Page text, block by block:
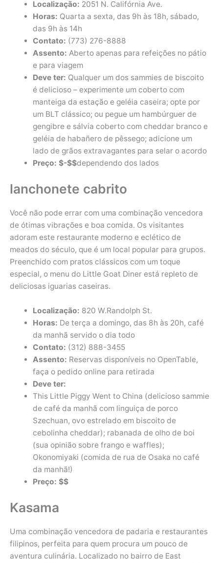
Localização: 2051 N. Califórnia Ave.
Horas: Quarta a sexta, das 9h às 18h, sábado,
das 9h às 14h
Contato: (773) 276-8888
Assento: Aberto apenas para refeições no pátio
e para viagem
Deve ter: Qualquer um dos sammies de biscoito
é delicioso – experimente um coberto com
manteiga da estação e geléia caseira; opte por
um BLT clássico; ou pegue um hambúrguer de
gengibre e sálvia coberto com cheddar branco e
geléia de habañero de pêssego; adicione um
lado de grãos extravagantes para selar o acordo
Preço: $-$$dependendo dos lados
lanchonete cabrito
Você não pode errar com uma combinação vencedora
de ótimas vibrações e boa comida. Os visitantes
adoram este restaurante moderno e eclético de
meados do século, que é um local popular para grupos.
Preenchido com pratos clássicos com um toque
especial, o menu do Little Goat Diner está repleto de
deliciosas iguarias caseiras.
Localização: 820 W.Randolph St.
Horas: De terça a domingo, das 8h às 20h, café
da manhã servido o dia todo
Contato: (312) 888-3455
Assento: Reservas disponíveis no OpenTable,
faça o pedido online para retirada
Deve ter:
This Little Piggy Went to China (delicioso sammie
de café da manhã com linguiça de porco
Szechuan, ovo estrelado em biscoito de
cebolinha cheddar); rabanada de olho de boi
(sua opinião sobre frango e waffles);
Okonomiyaki (comida de rua de Osaka no café
da manhã!)
Preço: $$
Kasama
Uma combinação vencedora de padaria e restaurantes
filipinos, perfeita para quem procura um pouco de
aventura culinária. Localizado no bairro de East